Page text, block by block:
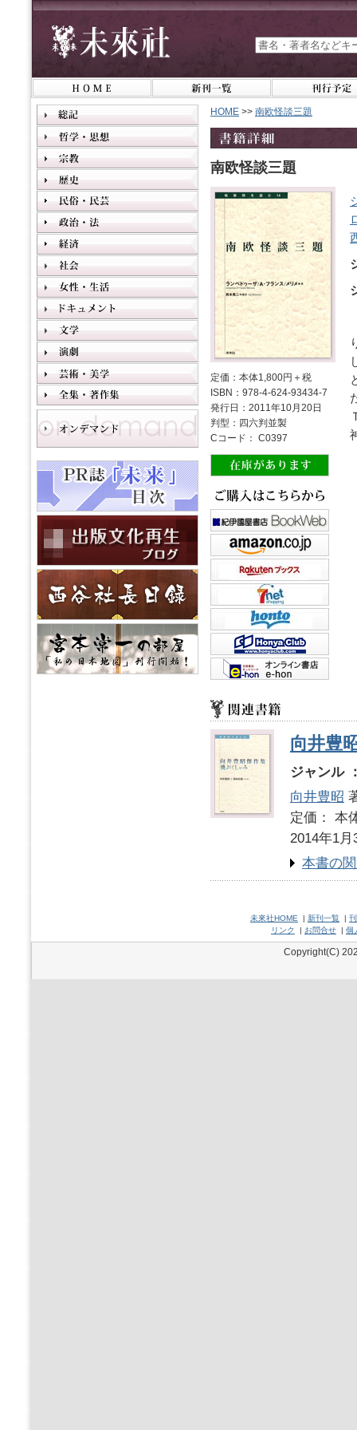
HOME >> 南欧怪談三題
南欧怪談三題
定価：本体1,800円＋税
ISBN：978-4-624-93434-7
発行日：2011年10月20日
判型：四六判並製
Cコード： C0397
向井豊
ジャンル
向井豊昭
定価：
2014年1月
本書の
未來社HOME | 新刊一覧 |
リンク
| お問合せ | 個
Copyright(C)